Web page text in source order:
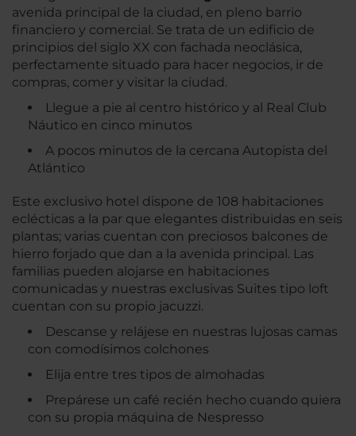
avenida principal de la ciudad, en pleno barrio
financiero y comercial. Se trata de un edificio de
principios del siglo XX con fachada neoclásica,
perfectamente situado para hacer negocios, ir de
compras, comer y visitar la ciudad.
Llegue a pie al centro histórico y al Real Club
Náutico en cinco minutos
A pocos minutos de la cercana Autopista del
Atlántico
Este exclusivo hotel dispone de 108 habitaciones
eclécticas a la par que elegantes distribuidas en seis
plantas; varias cuentan con preciosos balcones de
hierro forjado que dan a la avenida principal. Las
familias pueden alojarse en habitaciones
comunicadas y nuestras exclusivas Suites tipo loft
cuentan con su propio jacuzzi.
Descanse y relájese en nuestras lujosas camas
con comodísimos colchones
Elija entre tres tipos de almohadas
Prepárese un café recién hecho cuando quiera
con su propia máquina de Nespresso